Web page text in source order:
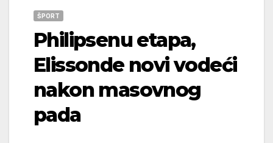
ŠPORT
Philipsenu etapa,
Elissonde novi vodeći
nakon masovnog
pada